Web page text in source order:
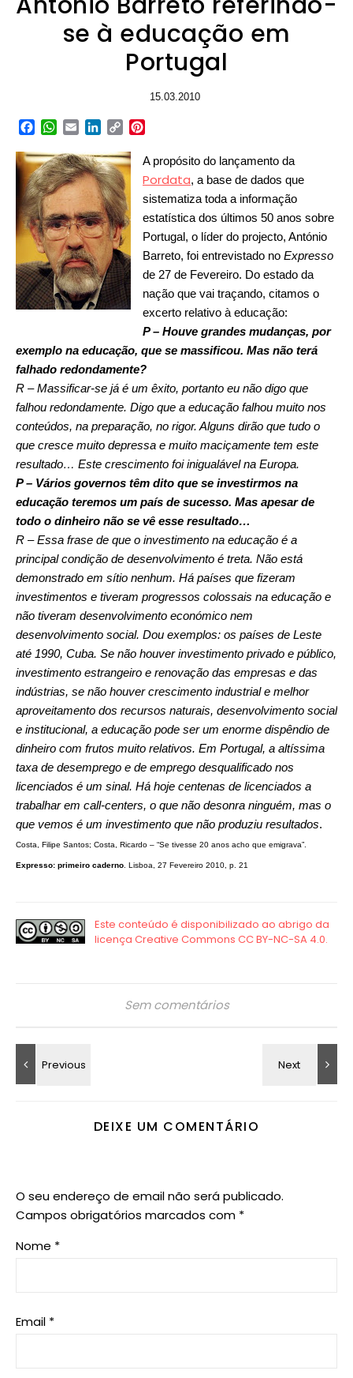
se à educação em
Portugal
15.03.2010
Facebook
WhatsApp
EmailLinkedIn
Copy
A propósito do lançamento da
Pordata, a base de dados que
sistematiza toda a informação
estatística dos últimos 50 anos sobre
Portugal, o líder do projecto, António
Barreto, foi entrevistado no Expresso
de 27 de Fevereiro. Do estado da
nação que vai traçando, citamos o
excerto relativo à educação:
P – Houve grandes mudanças, por
exemplo na educação, que se massificou. Mas não terá
falhado redondamente?
R – Massificar-se já é um êxito, portanto eu não digo que
falhou redondamente. Digo que a educação falhou muito nos
conteúdos, na preparação, no rigor. Alguns dirão que tudo o
que cresce muito depressa e muito maciçamente tem este
resultado… Este crescimento foi inigualável na Europa.
P – Vários governos têm dito que se investirmos na
educação teremos um país de sucesso. Mas apesar de
todo o dinheiro não se vê esse resultado…
R – Essa frase de que o investimento na educação é a
principal condição de desenvolvimento é treta. Não está
demonstrado em sítio nenhum. Há países que fizeram
investimentos e tiveram progressos colossais na educação e
não tiveram desenvolvimento económico nem
desenvolvimento social. Dou exemplos: os países de Leste
até 1990, Cuba. Se não houver investimento privado e público,
investimento estrangeiro e renovação das empresas e das
indústrias, se não houver crescimento industrial e melhor
aproveitamento dos recursos naturais, desenvolvimento social
e institucional, a educação pode ser um enorme dispêndio de
dinheiro com frutos muito relativos. Em Portugal, a altíssima
taxa de desemprego e de emprego desqualificado nos
licenciados é um sinal. Há hoje centenas de licenciados a
trabalhar em call-centers, o que não desonra ninguém, mas o
que vemos é um investimento que não produziu resultados.
Costa, Filipe Santos; Costa, Ricardo – “Se tivesse 20 anos acho que emigrava”.
Expresso: primeiro caderno. Lisboa, 27 Fevereiro 2010, p. 21
Sem comentários
DEIXE UM COMENTÁRIO
O seu endereço de email não será publicado.
Campos obrigatórios marcados com *
Nome *
Email *